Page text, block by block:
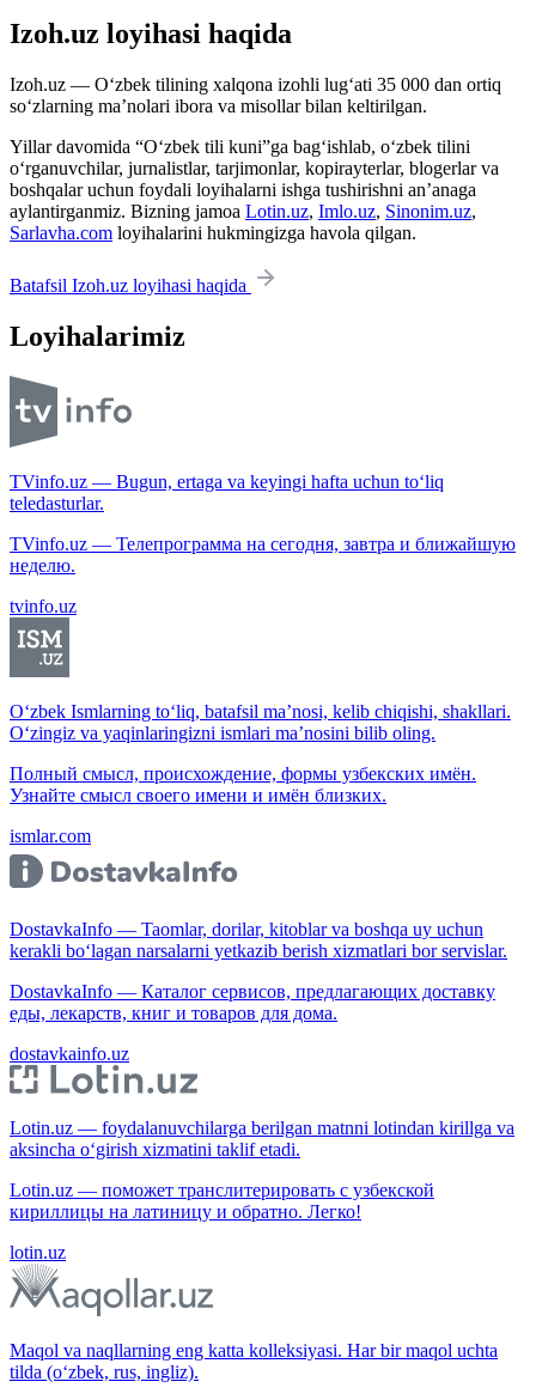
Izoh.uz loyihasi haqida
Izoh.uz — O‘zbek tilining xalqona izohli lug‘ati 35 000 dan ortiq
so‘zlarning ma’nolari ibora va misollar bilan keltirilgan.
Yillar davomida “O‘zbek tili kuni”ga bag‘ishlab, o‘zbek tilini
o‘rganuvchilar, jurnalistlar, tarjimonlar, kopirayterlar, blogerlar va
boshqalar uchun foydali loyihalarni ishga tushirishni an’anaga
aylantirganmiz. Bizning jamoa Lotin.uz, Imlo.uz, Sinonim.uz,
Sarlavha.com loyihalarini hukmingizga havola qilgan.
Batafsil Izoh.uz loyihasi haqida
Loyihalarimiz
TVinfo.uz — Bugun, ertaga va keyingi hafta uchun to‘liq
teledasturlar.
TVinfo.uz — Телепрограмма на сегодня, завтра и ближайшую
неделю.
tvinfo.uz
O‘zbek Ismlarning to‘liq, batafsil ma’nosi, kelib chiqishi, shakllari.
O‘zingiz va yaqinlaringizni ismlari ma’nosini bilib oling.
Полный смысл, происхождение, формы узбекских имён.
Узнайте смысл своего имени и имён близких.
ismlar.com
DostavkaInfo — Taomlar, dorilar, kitoblar va boshqa uy uchun
kerakli bo‘lagan narsalarni yetkazib berish xizmatlari bor servislar.
DostavkaInfo — Каталог сервисов, предлагающих доставку
еды, лекарств, книг и товаров для дома.
dostavkainfo.uz
Lotin.uz — foydalanuvchilarga berilgan matnni lotindan kirillga va
aksincha o‘girish xizmatini taklif etadi.
Lotin.uz — поможет транслитерировать с узбекской
кириллицы на латиницу и обратно. Легко!
lotin.uz
Maqol va naqllarning eng katta kolleksiyasi. Har bir maqol uchta
tilda (o‘zbek, rus, ingliz).